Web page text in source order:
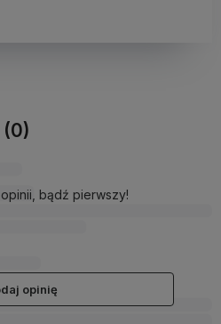
bądź pierwszy!
opinię